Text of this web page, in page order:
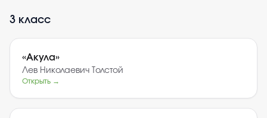
3 класс
«Акула»
Лев Николаевич Толстой
Открыть →